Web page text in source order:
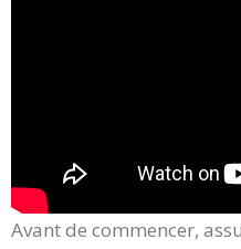
Avant de commencer,